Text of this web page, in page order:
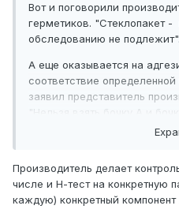
Вот и поговорили
герметиков. "Стеклопакет
обследованию не подлежит".
А еще оказывается на
соответствие
заявил представитель
"Нельзя взять бочку А и
производителя, но с
А из одной пары, а бочку В
утверждает, что у него
стеклу, а поставщик
Производитель делает
числе и Н-тест на конкретную
каждую) конкретный компонент